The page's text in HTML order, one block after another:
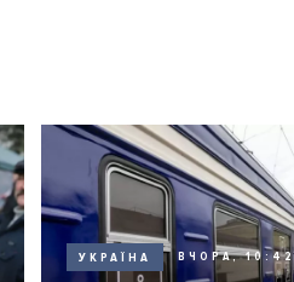
УКРАЇНА ВЧОРА, 10:42